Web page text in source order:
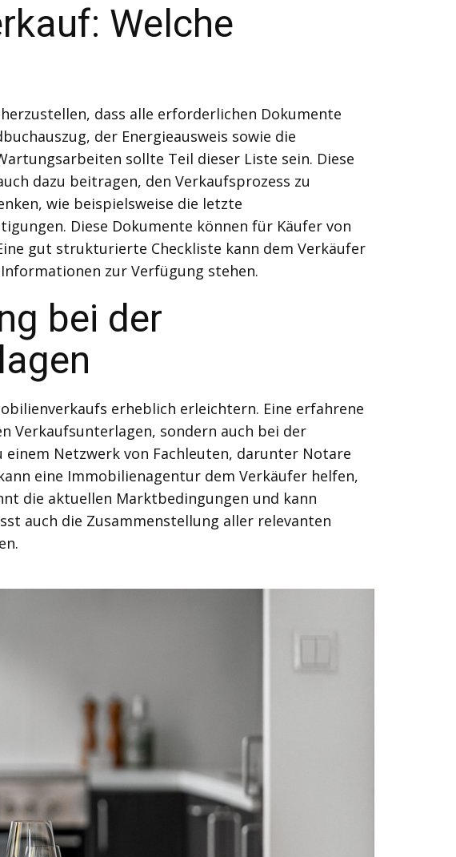
Welche
dass alle erforderlichen Dokumente
der Energieausweis sowie die
sollte Teil dieser Liste sein. Diese
dazu beitragen, den Verkaufsprozess zu
wie beispielsweise die letzte
Diese Dokumente können für Käufer von
gut strukturierte Checkliste kann dem Verkäufer
zur Verfügung stehen.
bei der
erheblich erleichtern. Eine erfahrene
sondern auch bei der
Netzwerk von Fachleuten, darunter Notare
eine Immobilienagentur dem Verkäufer helfen,
die aktuellen Marktbedingungen und kann
auch die Zusammenstellung aller relevanten